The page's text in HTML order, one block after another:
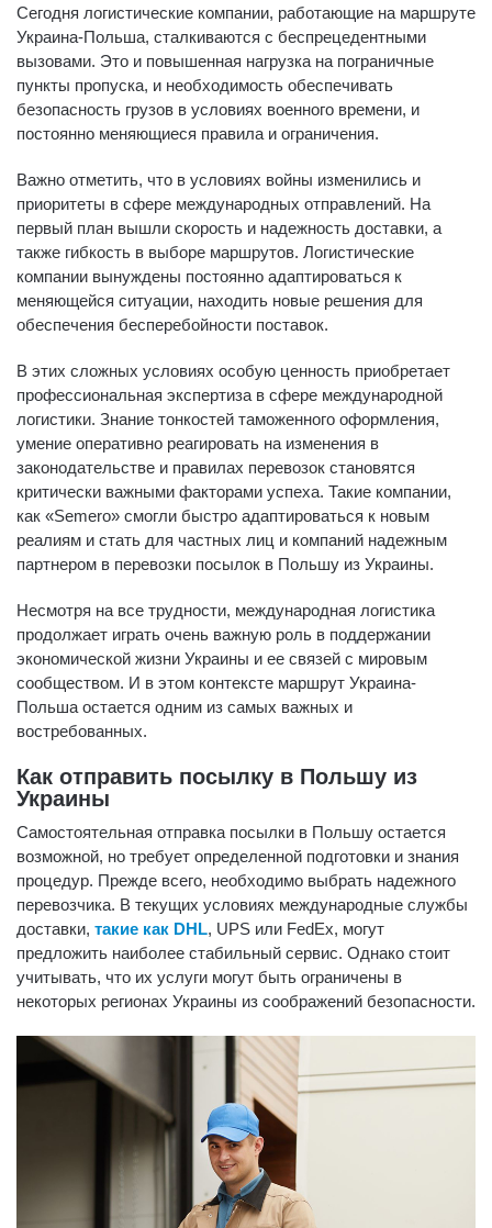
Сегодня логистические компании, работающие на маршруте
Украина-Польша, сталкиваются с беспрецедентными
вызовами. Это и повышенная нагрузка на пограничные
пункты пропуска, и необходимость обеспечивать
безопасность грузов в условиях военного времени, и
постоянно меняющиеся правила и ограничения.
Важно отметить, что в условиях войны изменились и
приоритеты в сфере международных отправлений. На
первый план вышли скорость и надежность доставки, а
также гибкость в выборе маршрутов. Логистические
компании вынуждены постоянно адаптироваться к
меняющейся ситуации, находить новые решения для
обеспечения бесперебойности поставок.
В этих сложных условиях особую ценность приобретает
профессиональная экспертиза в сфере международной
логистики. Знание тонкостей таможенного оформления,
умение оперативно реагировать на изменения в
законодательстве и правилах перевозок становятся
критически важными факторами успеха. Такие компании,
как «Semero» смогли быстро адаптироваться к новым
реалиям и стать для частных лиц и компаний надежным
партнером в перевозки посылок в Польшу из Украины.
Несмотря на все трудности, международная логистика
продолжает играть очень важную роль в поддержании
экономической жизни Украины и ее связей с мировым
сообществом. И в этом контексте маршрут Украина-
Польша остается одним из самых важных и
востребованных.
Как отправить посылку в Польшу из
Украины
Самостоятельная отправка посылки в Польшу остается
возможной, но требует определенной подготовки и знания
процедур. Прежде всего, необходимо выбрать надежного
перевозчика. В текущих условиях международные службы
доставки, такие как DHL, UPS или FedEx, могут
предложить наиболее стабильный сервис. Однако стоит
учитывать, что их услуги могут быть ограничены в
некоторых регионах Украины из соображений безопасности.